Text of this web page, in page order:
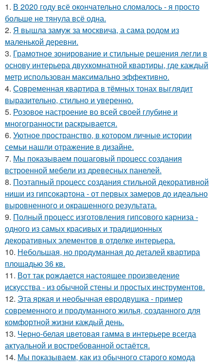
1. В 2020 году всё окончательно сломалось - я просто
больше не тянула всё одна.
2. Я вышла замуж за москвича, а сама родом из
маленькой деревни.
3. Грамотное зонирование и стильные решения легли в
основу интерьера двухкомнатной квартиры, где каждый
метр использован максимально эффективно.
4. Современная квартира в тёмных тонах выглядит
выразительно, стильно и уверенно.
5. Розовое настроение во всей своей глубине и
многогранности раскрывается.
6. Уютное пространство, в котором личные истории
семьи нашли отражение в дизайне.
7. Мы показываем пошаговый процесс создания
встроенной мебели из древесных панелей.
8. Поэтапный процесс создания стильной декоративной
ниши из гипсокартона - от первых замеров до идеально
выровненного и окрашенного результата.
9. Полный процесс изготовления гипсового карниза -
одного из самых красивых и традиционных
декоративных элементов в отделке интерьера.
10. Небольшая, но продуманная до деталей квартира
площадью 36 кв.
11. Вот так рождается настоящее произведение
искусства - из обычной стены и простых инструментов.
12. Эта яркая и необычная евродвушка - пример
современного и продуманного жилья, созданного для
комфортной жизни каждый день.
13. Черно-белая цветовая гамма в интерьере всегда
актуальной и востребованной остаётся.
14. Мы показываем, как из обычного старого комода